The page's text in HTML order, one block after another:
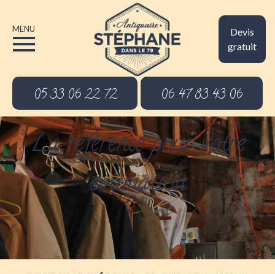
Devis
gratuit
MENU
05 33 06 22 72 06 47 83 43 06
La référence pour votre
estimation